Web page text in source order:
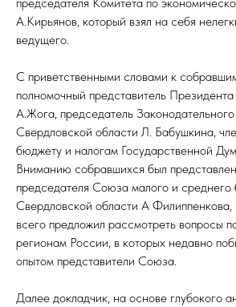
А.Кирьянов, который взял на себя
ведущего.
С приветственными словами к
полномочный представитель
А.Жога, председатель
Свердловской области Л. Бабушкина,
бюджету и налогам Государственной
Вниманию собравшихся был
председателя Союза малого и среднего
Свердловской области А
всего предложил рассмотреть вопросы
регионам России, в которых недавно
опытом представители Союза.
Далее докладчик, на основе глубокого